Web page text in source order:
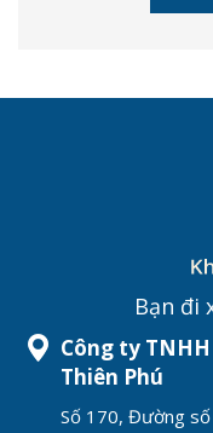
Bạn đi
Công ty
Thiên Phú
Số 170, Đường số